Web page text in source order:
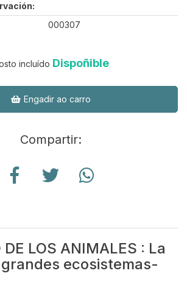
000307
incluído Dispoñible
Engadir ao carro
Compartir:
DE LOS ANIMALES : La
ecosistemas-